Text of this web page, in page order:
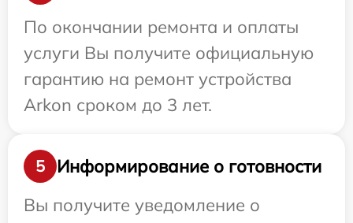
По окончании ремонта и оплаты
услуги Вы получите официальную
гарантию на ремонт устройства
Arkon сроком до 3 лет.
5
Информирование о готовности
Вы получите уведомление о